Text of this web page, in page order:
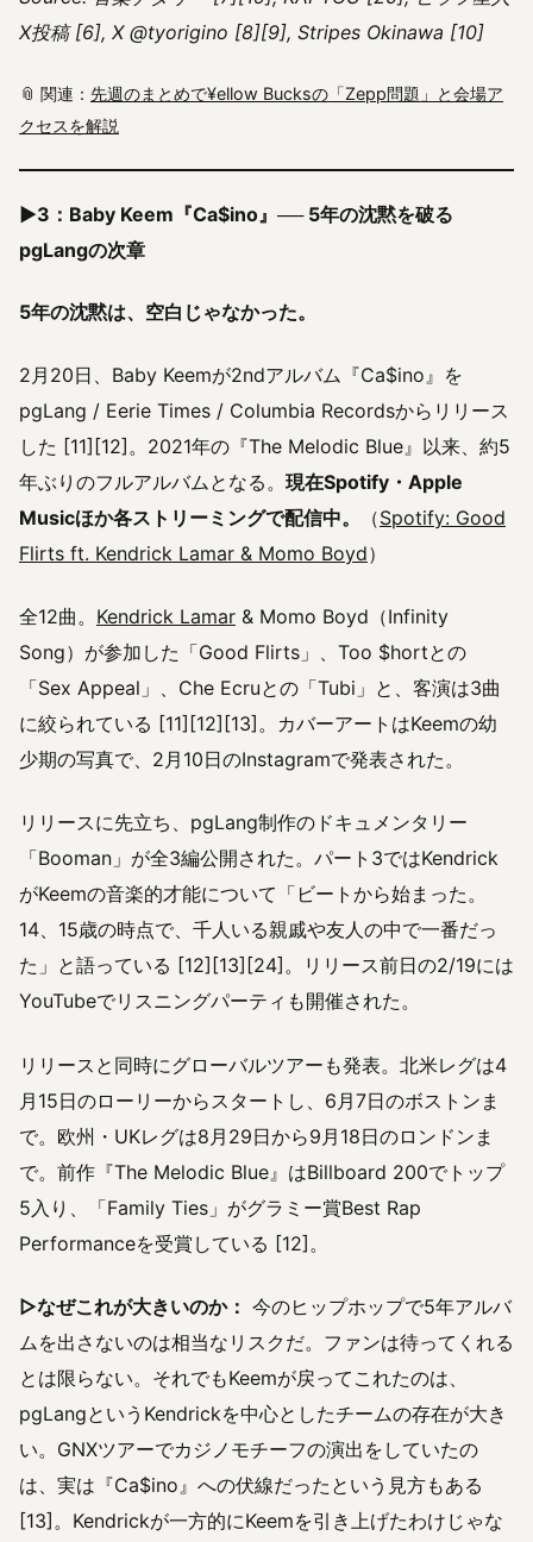
X投稿 [6], X @tyorigino [8][9], Stripes Okinawa [10]
📎 関連： 先週のまとめで¥ellow Bucksの「Zepp問題」と会場ア
クセスを解説
▶3：Baby Keem『Ca$ino』── 5年の沈黙を破る
pgLangの次章
5年の沈黙は、空白じゃなかった。
2月20日、Baby Keemが2ndアルバム『Ca$ino』を
pgLang / Eerie Times / Columbia Recordsからリリース
した [11][12]。2021年の『The Melodic Blue』以来、約5
年ぶりのフルアルバムとなる。 現在Spotify・Apple
Musicほか各ストリーミングで配信中。
（Spotify: Good
Flirts ft. Kendrick Lamar & Momo Boyd）
全12曲。 Kendrick Lamar & Momo Boyd（Infinity
Song）が参加した「Good Flirts」、Too $hortとの
「Sex Appeal」、Che Ecruとの「Tubi」と、客演は3曲
に絞られている [11][12][13]。カバーアートはKeemの幼
少期の写真で、2月10日のInstagramで発表された。
リリースに先立ち、pgLang制作のドキュメンタリー
「Booman」が全3編公開された。パート3ではKendrick
がKeemの音楽的才能について「ビートから始まった。
14、15歳の時点で、千人いる親戚や友人の中で一番だっ
た」と語っている [12][13][24]。リリース前日の2/19には
YouTubeでリスニングパーティも開催された。
リリースと同時にグローバルツアーも発表。北米レグは4
月15日のローリーからスタートし、6月7日のボストンま
で。欧州・UKレグは8月29日から9月18日のロンドンま
で。前作『The Melodic Blue』はBillboard 200でトップ
5入り、「Family Ties」がグラミー賞Best Rap
Performanceを受賞している [12]。
▷なぜこれが大きいのか： 今のヒップホップで5年アルバ
ムを出さないのは相当なリスクだ。ファンは待ってくれる
とは限らない。それでもKeemが戻ってこれたのは、
pgLangというKendrickを中心としたチームの存在が大き
い。GNXツアーでカジノモチーフの演出をしていたの
は、実は『Ca$ino』への伏線だったという見方もある
[13]。Kendrickが一方的にKeemを引き上げたわけじゃな